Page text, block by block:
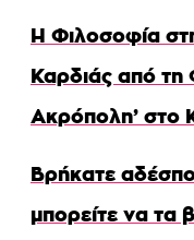
Η Φιλοσοφία
Καρδιάς από
Ακρόπολη’ στο
Βρήκατε
μπορείτε να τα